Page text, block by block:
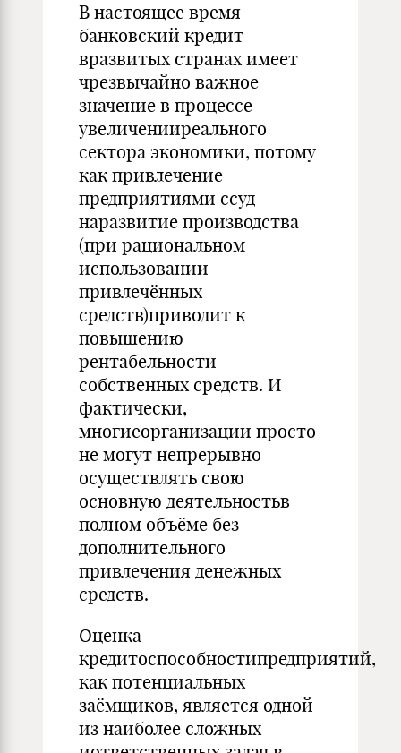
В настоящее время
банковский кредит
вразвитых странах имеет
чрезвычайно важное
значение в процессе
увеличенииреального
сектора экономики, потому
как привлечение
предприятиями ссуд
наразвитие производства
(при рациональном
использовании
привлечённых
средств)приводит к
повышению
рентабельности
собственных средств. И
фактически,
многиеорганизации просто
не могут непрерывно
осуществлять свою
основную деятельностьв
полном объёме без
дополнительного
привлечения денежных
средств.
Оценка
кредитоспособностипредприятий,
как потенциальных
заёмщиков, является одной
из наиболее сложных